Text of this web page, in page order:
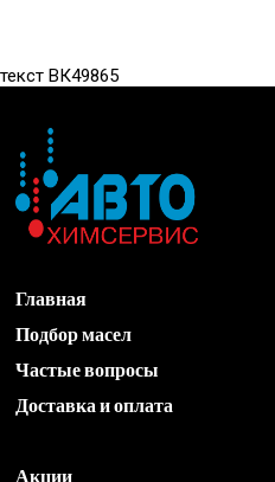
текст ВК49865
Главная
Подбор масел
Частые вопросы
Доставка и оплата